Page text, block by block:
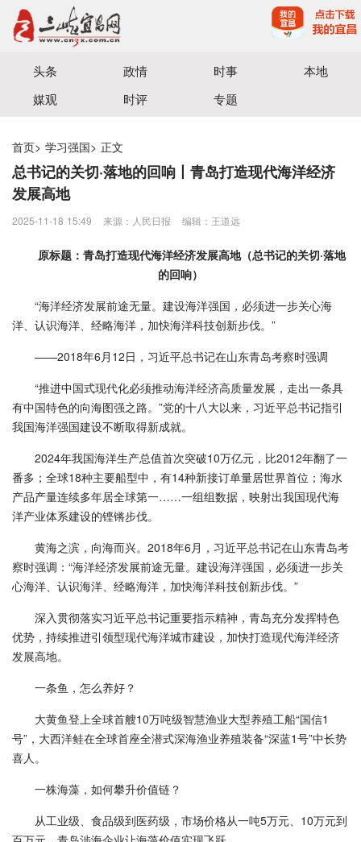
宜昌三峡融媒体中心主办
头条 政情 时事
本地
媒观
时评 专题
首页> 学习强国> 正文
总书记的关切·落地的回响丨青岛打造现代海洋经济
发展高地
2025-11-18 15:49 来源：人民日报 编辑：王道远
原标题：青岛打造现代海洋经济发展高地（总书记的关切·落地
的回响）
“海洋经济发展前途无量。建设海洋强国，必须进一步关心海
洋、认识海洋、经略海洋，加快海洋科技创新步伐。”
——2018年6月12日，习近平总书记在山东青岛考察时强调
“推进中国式现代化必须推动海洋经济高质量发展，走出一条具
有中国特色的向海图强之路。”党的十八大以来，习近平总书记指引
我国海洋强国建设不断取得新成就。
2024年我国海洋生产总值首次突破10万亿元，比2012年翻了一
番多；全球18种主要船型中，有14种新接订单量居世界首位；海水
产品产量连续多年居全球第一……一组组数据，映射出我国现代海
洋产业体系建设的铿锵步伐。
黄海之滨，向海而兴。2018年6月，习近平总书记在山东青岛考
察时强调：“海洋经济发展前途无量。建设海洋强国，必须进一步关
心海洋、认识海洋、经略海洋，加快海洋科技创新步伐。”
深入贯彻落实习近平总书记重要指示精神，青岛充分发挥特色
优势，持续推进引领型现代海洋城市建设，加快打造现代海洋经济
发展高地。
一条鱼，怎么养好？
大黄鱼登上全球首艘10万吨级智慧渔业大型养殖工船“国信1
号”，大西洋鲑在全球首座全潜式深海渔业养殖装备“深蓝1号”中长势
喜人。
一株海藻，如何攀升价值链？
从工业级、食品级到医药级，市场价格从一吨5万元、10万元到